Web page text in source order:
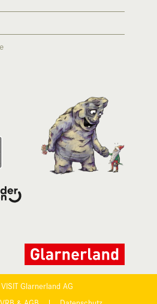
Glarnerland AG